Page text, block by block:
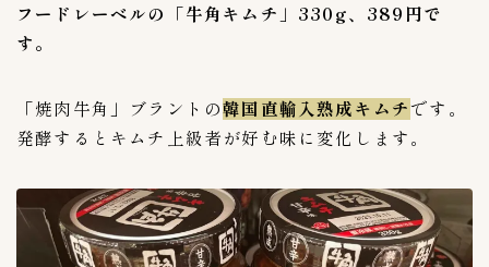
フードレーベルの「牛角キムチ」330g、389円で
す。
「焼肉牛角」ブラントの韓国直輸入熟成キムチです。
発酵するとキムチ上級者が好む味に変化します。